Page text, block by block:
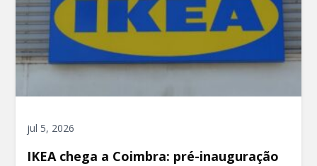
jul 5, 2026
IKEA chega a Coimbra: pré-inauguração